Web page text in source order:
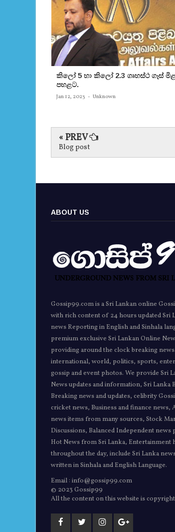
කිලෝ 5 හා කිලෝ 2.3 ගෘහස්ථ ගෑස්
පහළට.
Jan 12, 2023 - Unknown
« PREV
Blog post
ABOUT US
Gossip99.com is a Sri Lankan online
with rich content of 24 hours updated Sri
news Reporting in English and Sinhala
premium exclusive Sri Lankan Online
providing around the clock breaking
international, world, politics, sports,
gossip and event photos. We provide Sri
News updates and information, Sri Lanka
Breaking news and updates, celibrity
cricket news, Business and finance news,
news items from many sources, Stock
Discussions, Balanced Independent
Hot News from Sri Lanka, Entertainment
throughout the day, include Sri Lanka
written in Sinhala and English Language.
Email : info@gossip99.com
© 2023 Gossip99
All the content on this website is